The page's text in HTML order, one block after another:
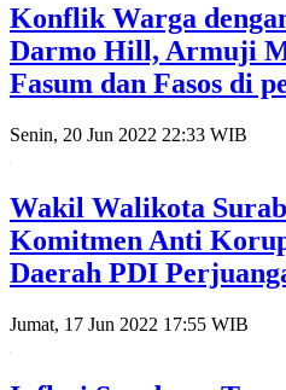
Konflik Warga
Darmo Hill, Armuji
Fasum dan Fasos di
Senin, 20 Jun 2022 22:33 WIB
Wakil Walikota
Komitmen Anti
Daerah PDI
Jumat, 17 Jun 2022 17:55 WIB